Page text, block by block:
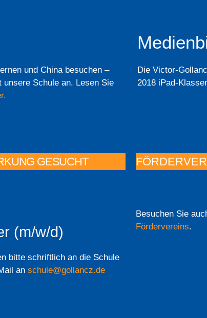
und China besuchen –
unsere Schule an. Lesen Sie
Die Victor-
2018 iPad-
GESUCHT
(m/w/d)
bitte schriftlich an die Schule
anschule@gollancz.de
Besuchen Sie
Fördervereins.